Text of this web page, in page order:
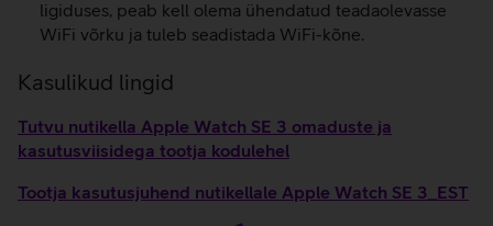
ligiduses, peab kell olema ühendatud teadaolevasse
WiFi võrku ja tuleb seadistada WiFi-kõne.
Kasulikud lingid
Tutvu nutikella Apple Watch SE 3 omaduste ja
kasutusviisidega tootja kodulehel
Tootja kasutusjuhend nutikellale Apple Watch SE 3_EST